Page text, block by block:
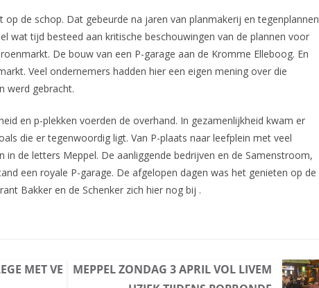
de schop. Dat gebeurde na jaren van planmakerij en tegenplannen
wat tijd besteed aan kritische beschouwingen van de plannen voor
De bouw van een P-garage aan de Kromme Elleboog. En
Veel ondernemers hadden hier een eigen mening over die
werd gebracht.
en p-plekken voerden de overhand. In gezamenlijkheid kwam er
die er tegenwoordig ligt. Van P-plaats naar leefplein met veel
de letters Meppel. De aanliggende bedrijven en de Samenstroom,
een royale P-garage. De afgelopen dagen was het genieten op de
Bakker en de Schenker zich hier nog bij .
MET VE
MEPPEL ZONDAG 3 APRIL VOL LIVEM